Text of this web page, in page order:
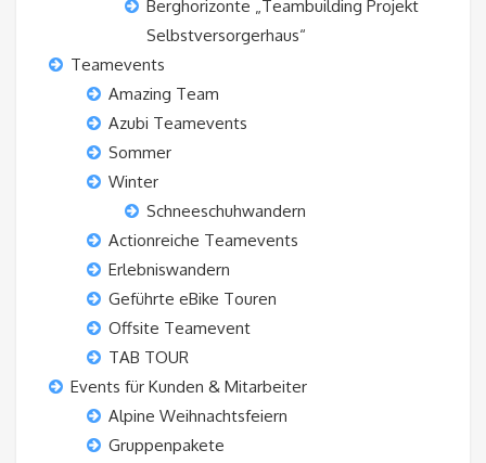
Berghorizonte „Teambuilding Projekt
Selbstversorgerhaus“
Teamevents
Amazing Team
Azubi Teamevents
Sommer
Winter
Schneeschuhwandern
Actionreiche Teamevents
Erlebniswandern
Geführte eBike Touren
Offsite Teamevent
TAB TOUR
Events für Kunden & Mitarbeiter
Alpine Weihnachtsfeiern
Gruppenpakete